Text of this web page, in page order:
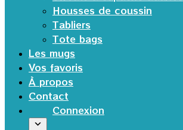
Housses de coussin
Tabliers
Tote bags
Les mugs
Vos favoris
À propos
Contact
Connexion